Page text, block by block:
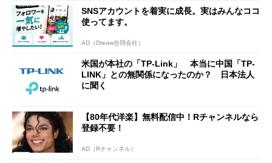
SNSアカウントを着実に成長。実はみんなココ
使ってます。
AD（Dreaw合同会社）
米国が本社の「TP-Link」 本当に中国「TP-
LINK」との無関係になったのか？ 日本法人
に聞く
【80年代洋楽】無料配信中！Rチャンネルなら
登録不要！
AD（Rチャンネル）